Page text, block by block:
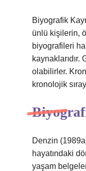
Biyografik
ünlü kişilerin,
biyografileri
olabilirler.
kronolojik
Denzin
hayatındaki
yaşam